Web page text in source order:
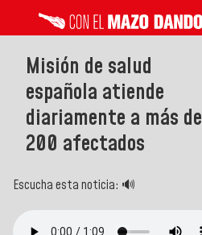
Misión de salud
española atiende
diariamente a más de
200 afectados
Escucha esta noticia: 🔊